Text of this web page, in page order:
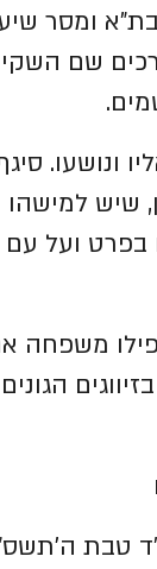
ומסר
שם
ונושעו.
שיש
בפרט ועל
משפחה